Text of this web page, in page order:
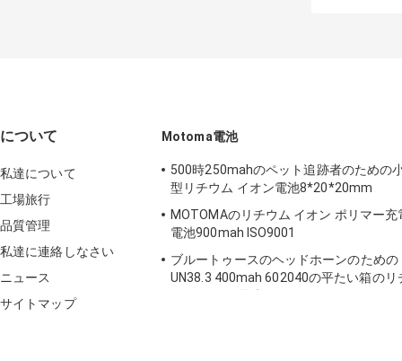
について
私達について
工場旅行
品質管理
私達に連絡しなさい
ニュース
サイトマップ
Motoma電池
500時250mahのペット追跡者のための
型リチウム イオン電池8*20*20mm
MOTOMAのリチウム イオン ポリマー充
電池900mah ISO9001
ブルートゥースのヘッドホーンのための
UN38.3 400mah 602040の平たい箱のリ